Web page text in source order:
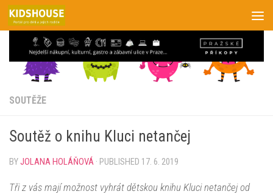
Skip to content
SOUTĚŽE
Soutěž o knihu Kluci netančej
BYJOLANA HOLÁŇOVÁ · PUBLISHED 17. 6. 2019
Tři z vás mají možnost vyhrát dětskou knihu Kluci netančej od